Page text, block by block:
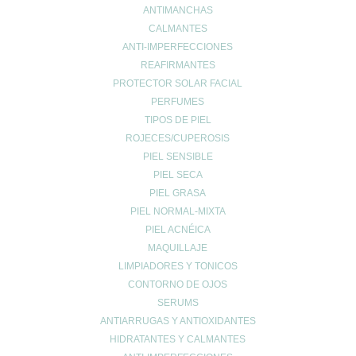
ANTIMANCHAS
CALMANTES
ANTI-IMPERFECCIONES
REAFIRMANTES
PROTECTOR SOLAR FACIAL
PERFUMES
TIPOS DE PIEL
ROJECES/CUPEROSIS
PIEL SENSIBLE
PIEL SECA
PIEL GRASA
PIEL NORMAL-MIXTA
PIEL ACNÉICA
MAQUILLAJE
LIMPIADORES Y TONICOS
CONTORNO DE OJOS
SERUMS
ANTIARRUGAS Y ANTIOXIDANTES
HIDRATANTES Y CALMANTES
que hayan pasado una operación bariátrica.
La insuficiencia de vitamina b2 puede manifestarse con lesiones
en piel, mucosa y ojos. Sería deseable el consumo de
b2 en personas alcohólicas,
transportador de riboflavina.
En cambio, la vitamina b2 podría reducir el riesgo de transmisión
estudios sugieren que la nicotinamida, presente en
complementos de vitamina b3, podría disminuir el riego de cáncer
recurrente de tipo no melanoma y mitigar la gravedad de la